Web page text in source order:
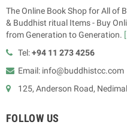
The Online Book Shop for All of
& Buddhist ritual Items - Buy
from Generation to Generation.
Tel:+94 11 273 4256
Email: info@buddhistcc.com
125, Anderson Road,
FOLLOW US